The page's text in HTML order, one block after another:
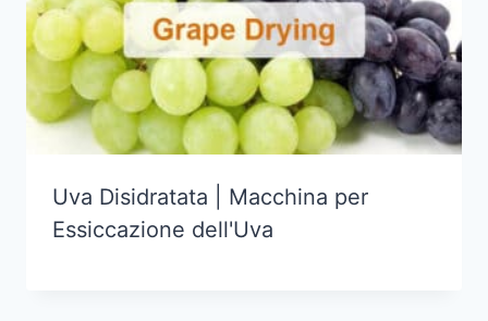
Uva Disidratata | Macchina per
Essiccazione dell'Uva